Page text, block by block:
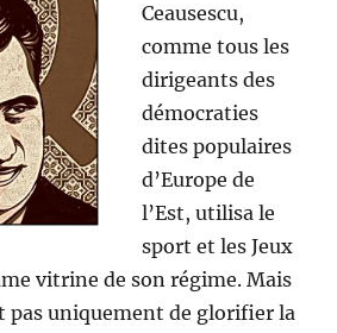
Ceausescu,
comme tous les
dirigeants des
démocraties
dites populaires
d’Europe de
l’Est, utilisa le
sport et les Jeux
vitrine de son régime. Mais
pas uniquement de glorifier la